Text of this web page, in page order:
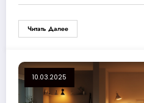
Читать Далее
10.03.2025